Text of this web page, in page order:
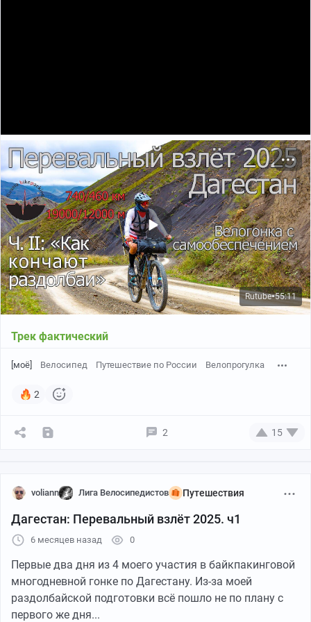
Далее была бытовуха с палаткой, ужин с очередным
тестом — на этот раз сублиматов от «Кронидов»
(рекомендую, только упаковка великовата), и на
боковую, положив под подушку на всякий случай
перцовый баллончик.
Утро. Солнце. Залив. Походил по пляжу, повтыкал в
гладь воды — и походная бытовуха. Дрался с
синичками за кашу. Сдался, накормил их орехами.
Кашу не дал.
Rutube●55:11
Трек фактический
[моё] Велосипед Путешествие по России Велопрогулка
2
2 15
voliann Лига Велосипедистов Путешествия
Дагестан: Перевальный взлёт 2025. ч1
6 месяцев назад 0
Первые два дня из 4 моего участия в байкпакинговой
многодневной гонке по Дагестану. Из-за моей
раздолбайской подготовки всё пошло не по плану с
первого же дня...